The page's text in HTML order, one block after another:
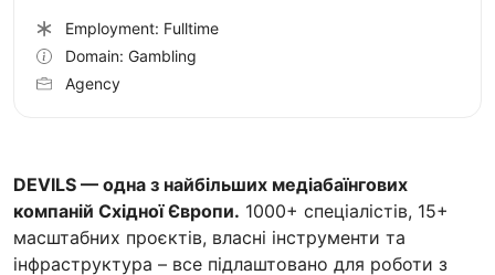
DEVILS — одна з найбільших медіабаїнгових
компаній Східної Європи. 1000+ спеціалістів, 15+
масштабних проєктів, власні інструменти та
інфраструктура – все підлаштовано для роботи з
Employment: Fulltime
Domain: Gambling
Agency